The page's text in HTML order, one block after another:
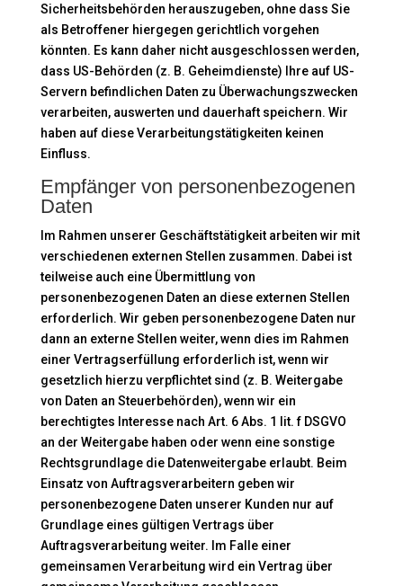
Sicherheitsbehörden herauszugeben, ohne dass Sie
als Betroffener hiergegen gerichtlich vorgehen
könnten. Es kann daher nicht ausgeschlossen werden,
dass US-Behörden (z. B. Geheimdienste) Ihre auf US-
Servern befindlichen Daten zu Überwachungszwecken
verarbeiten, auswerten und dauerhaft speichern. Wir
haben auf diese Verarbeitungstätigkeiten keinen
Einfluss.
Empfänger von personenbezogenen
Daten
Im Rahmen unserer Geschäftstätigkeit arbeiten wir mit
verschiedenen externen Stellen zusammen. Dabei ist
teilweise auch eine Übermittlung von
personenbezogenen Daten an diese externen Stellen
erforderlich. Wir geben personenbezogene Daten nur
dann an externe Stellen weiter, wenn dies im Rahmen
einer Vertragserfüllung erforderlich ist, wenn wir
gesetzlich hierzu verpflichtet sind (z. B. Weitergabe
von Daten an Steuerbehörden), wenn wir ein
berechtigtes Interesse nach Art. 6 Abs. 1 lit. f DSGVO
an der Weitergabe haben oder wenn eine sonstige
Rechtsgrundlage die Datenweitergabe erlaubt. Beim
Einsatz von Auftragsverarbeitern geben wir
personenbezogene Daten unserer Kunden nur auf
Grundlage eines gültigen Vertrags über
Auftragsverarbeitung weiter. Im Falle einer
gemeinsamen Verarbeitung wird ein Vertrag über